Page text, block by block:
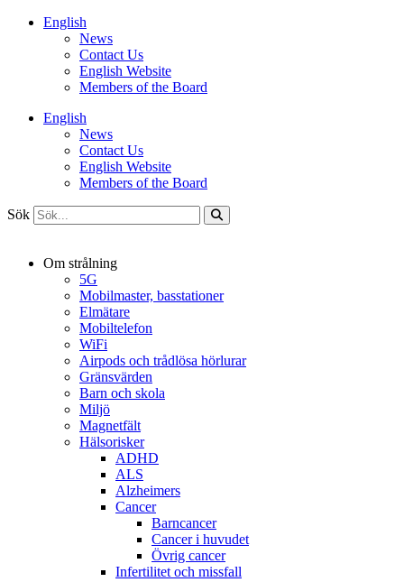
HoppaEnglish
News
Contact Us
English Website
Members of the Board
English
News
Contact Us
English Website
Members of the Board
Sök
Om strålning
5G
Mobilmaster, basstationer
Elmätare
Mobiltelefon
WiFi
Airpods och trådlösa hörlurar
Gränsvärden
Barn och skola
Miljö
Magnetfält
Hälsorisker
ADHD
ALS
Alzheimers
Cancer
Barncancer
Cancer i huvudet
Övrig cancer
Infertilitet och missfall